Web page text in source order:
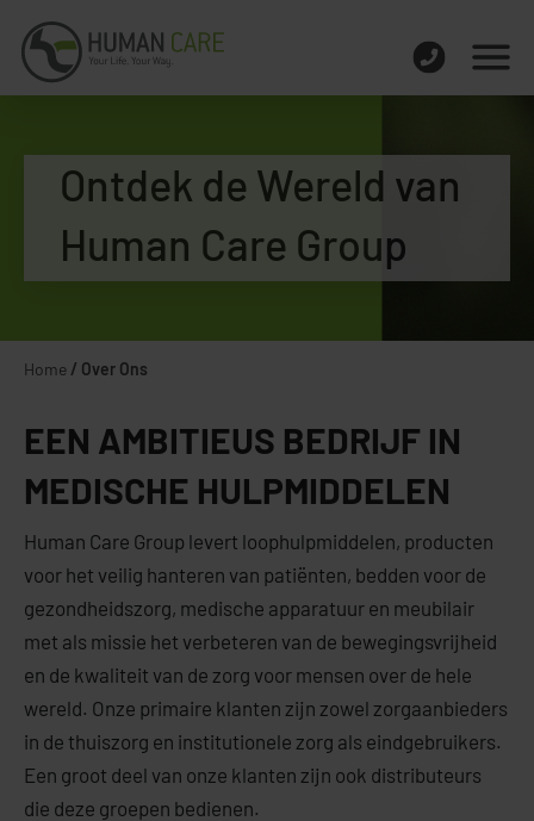
Ontdek de Wereld van
Human Care Group
Home / Over Ons
EEN AMBITIEUS BEDRIJF IN
MEDISCHE HULPMIDDELEN
Human Care Group levert loophulpmiddelen, producten
voor het veilig hanteren van patiënten, bedden voor de
gezondheidszorg, medische apparatuur en meubilair
met als missie het verbeteren van de bewegingsvrijheid
en de kwaliteit van de zorg voor mensen over de hele
wereld. Onze primaire klanten zijn zowel zorgaanbieders
in de thuiszorg en institutionele zorg als eindgebruikers.
Een groot deel van onze klanten zijn ook distributeurs
die deze groepen bedienen.